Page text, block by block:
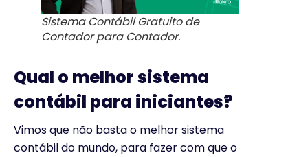
Sistema Contábil Gratuito de
Contador para Contador.
Qual o melhor sistema
contábil para iniciantes?
Vimos que não basta o melhor sistema
contábil do mundo, para fazer com que o